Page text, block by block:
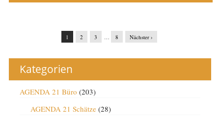
1 2 3 … 8 Nächster ›
Kategorien
AGENDA 21 Büro (203)
AGENDA 21 Schätze(28)